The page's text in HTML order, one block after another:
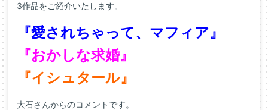
3作品をご紹介いたします。
『愛されちゃって、マフィア』
『おかしな求婚』
『イシュタール』
大石さんからのコメントです。